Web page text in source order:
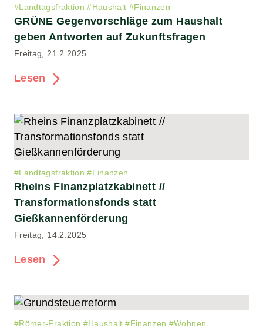
#Landtagsfraktion #Haushalt #Finanzen
GRÜNE Gegenvorschläge zum Haushalt
geben Antworten auf Zukunftsfragen
Freitag, 21.2.2025
Lesen
#Landtagsfraktion #Finanzen
Rheins Finanzplatzkabinett //
Transformationsfonds statt
Gießkannenförderung
Freitag, 14.2.2025
Lesen
#Römer-Fraktion #Haushalt #Finanzen #Wohnen